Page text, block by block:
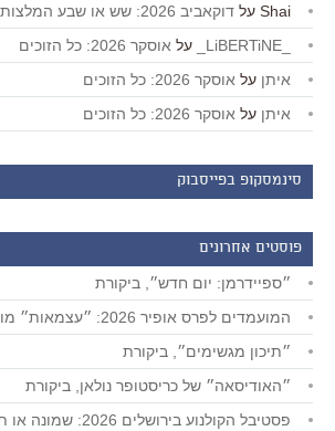
Shai על דוקאביב 2026: שש או שבע המלצות
על אוסקר 2026: כל הזוכים
איתן על אוסקר 2026: כל הזוכים
איתן על אוסקר 2026: כל הזוכים
סינמסקופ בפייסבוק
פוסטים אחרונים
״ספיידרמן: יום חדש״, ביקורת
המועמדים לפרס אופיר 2026: ״עצמאות״ מוביל
״תיכון מגשימים״, ביקורת
״האודיסאה״ של כריסטופר נולאן, ביקורת
פסטיבל הקולנוע בירושלים 2026: שמונה או תשע המלצות